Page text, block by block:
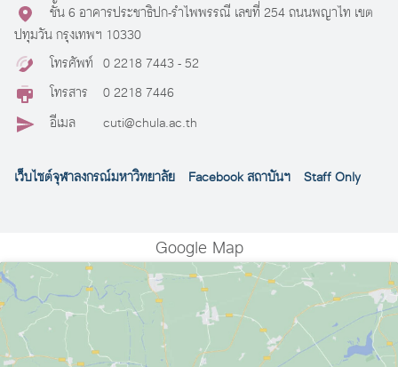
ชั้น 6 อาคารประชาธิปก-รำไพพรรณี เลขที่ 254 ถนนพญาไท เขต
ปทุมวัน กรุงเทพฯ 10330
โทรศัพท์ 0 2218 7443 - 52
โทรสาร
0 2218 7446
อีเมล
cuti@chula.ac.th
เว็บไซต์จุฬาลงกรณ์มหาวิทยาลัย Facebook สถาบันฯ Staff Only
Google Map